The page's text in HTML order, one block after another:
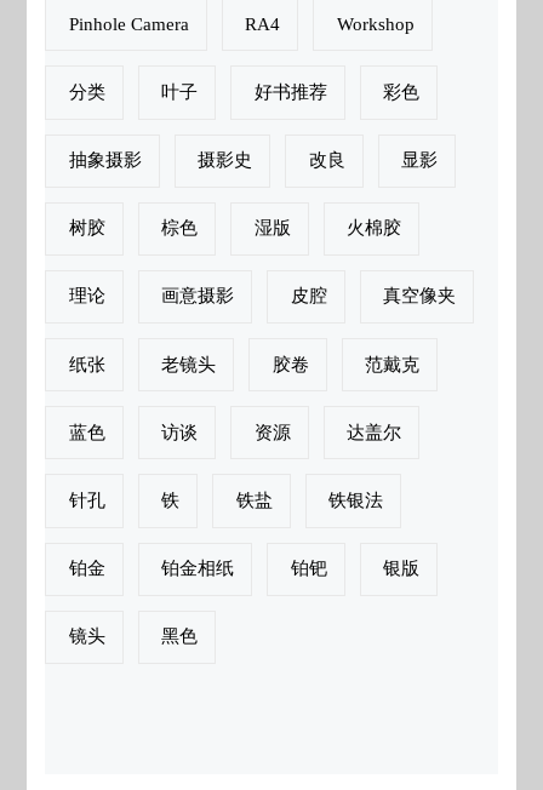
Pinhole Camera RA4 Workshop
分类 叶子 好书推荐 彩色
抽象摄影 摄影史 改良 显影
树胶 棕色 湿版 火棉胶
理论 画意摄影 皮腔 真空像夹
纸张 老镜头 胶卷 范戴克
蓝色 访谈 资源 达盖尔
针孔 铁 铁盐 铁银法
铂金 铂金相纸 铂钯 银版
镜头 黑色